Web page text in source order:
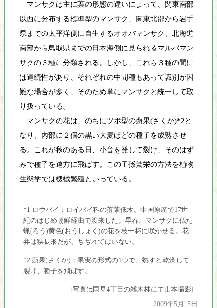
マンサクは主に葉の形態の違いによって、関東南部
以西に分布する標準型のマンサク、関東北部から岩手
県までの太平洋側に自生するオオバマンサク、北海道
南部から鳥取県までの日本海側に見られるマルバマン
サクの３種に分類される。しかし、これら３種の間に
は連続性があり、それぞれの中間種もあって識別が困
難な場合が多く、そのため単にマンサクと統一して取
り扱っている。
マンサクの花は、のちにツボ型の蒴果(さくか)*2と
なり、内部に２個の黒い大麦ほどの種子を成熟させ
る。これが秋のある日、小音を発して裂け、そのはず
みで種子を遠方に飛ばす。この子孫繁栄の方法を植物
生態学では機械繁殖といっている。
*1 ロウバイ：ロイバイ科の落葉低木。中国原産で17世
紀のはじめ朝鮮経由で渡来した。早春、マンサクに似た
蝋(ろう)黄色(おうしょく)の花を枝一杯に咲かせる。花
弁は狭長形だが、ちぢれてはいない。
*2 蒴果(さくか)：果実の形式の1つで、熟すと乾燥して
裂け、種子を飛ばす。
[写真は国見4丁目の雑木林にて山本撮影]
2009年5月15日